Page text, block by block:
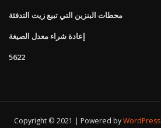
محطات البنزين التي تبيع زيت التدفئة
إعادة شراء معدل الصيغة
5622
Copyright © 2021 | Powered byWordPress